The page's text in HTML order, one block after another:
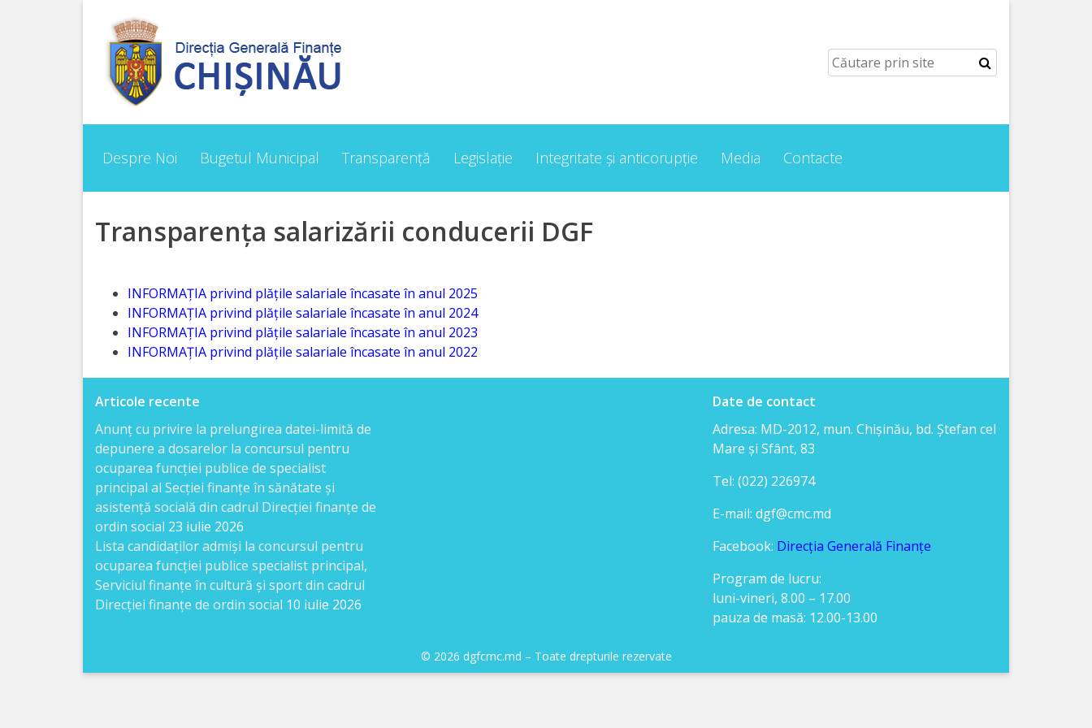
Direcţia
economic
Direcția
finanțe
ordin
social
Direcția
datorii
Despre Noi Bugetul Municipal Transparență Legislație Integritate și anticorupție Media Contacte
Transparența salarizării conducerii DGF
INFORMAȚIA privind plățile salariale încasate în anul 2025
INFORMAȚIA privind plățile salariale încasate în anul 2024
INFORMAȚIA privind plățile salariale încasate în anul 2023
INFORMAȚIA privind plățile salariale încasate în anul 2022
Articole recente
Anunț cu privire la prelungirea datei-limită de
depunere a dosarelor la concursul pentru
ocuparea funcției publice de specialist
principal al Secției finanțe în sănătate și
asistență socială din cadrul Direcției finanțe de
ordin social 23 iulie 2026
Lista candidaţilor admişi la concursul pentru
ocuparea funcției publice specialist principal,
Serviciul finanțe în cultură și sport din cadrul
Direcției finanțe de ordin social 10 iulie 2026
Date de contact
Adresa: MD-2012, mun. Chişinău, bd. Ştefan cel
Mare şi Sfânt, 83
Tel: (022) 226974
E-mail: dgf@cmc.md
Facebook: Direcția Generală Finanțe
Program de lucru:
luni-vineri, 8.00 – 17.00
pauza de masă: 12.00-13.00
© 2026 dgfcmc.md – Toate drepturile rezervate